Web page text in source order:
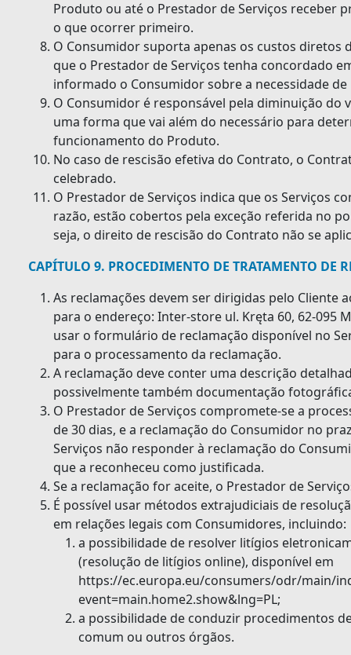
Produto ou até o Prestador de Serviços receber
o que ocorrer primeiro.
O Consumidor suporta apenas os custos diretos
que o Prestador de Serviços tenha concordado
informado o Consumidor sobre a necessidade
O Consumidor é responsável pela diminuição
uma forma que vai além do necessário para
funcionamento do Produto.
No caso de rescisão efetiva do Contrato, o
celebrado.
O Prestador de Serviços indica que os Serviços
razão, estão cobertos pela exceção referida no
seja, o direito de rescisão do Contrato não se
CAPÍTULO 9. PROCEDIMENTO DE TRATAMENTO DE
As reclamações devem ser dirigidas pelo Cliente
para o endereço: Inter-store ul. Kręta 60, 62-095
usar o formulário de reclamação disponível no
para o processamento da reclamação.
A reclamação deve conter uma descrição
possivelmente também documentação
O Prestador de Serviços compromete-se a
de 30 dias, e a reclamação do Consumidor no
Serviços não responder à reclamação do
que a reconheceu como justificada.
Se a reclamação for aceite, o Prestador de
É possível usar métodos extrajudiciais de
em relações legais com Consumidores, incluindo:
a possibilidade de resolver litígios
(resolução de litígios online), disponível em
https://ec.europa.eu/consumers/odr/main/
event=main.home2.show&lng=PL;
a possibilidade de conduzir procedimentos
comum ou outros órgãos.